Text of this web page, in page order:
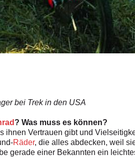
bei Trek in den USA
? Was muss es können?
ihnen Vertrauen gibt und
Räder, die alles abdecken, weil
gerade einer Bekannten ein